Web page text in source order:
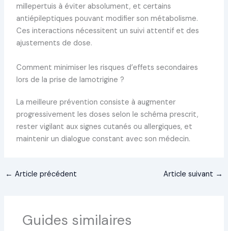
millepertuis à éviter absolument, et certains
antiépileptiques pouvant modifier son métabolisme.
Ces interactions nécessitent un suivi attentif et des
ajustements de dose.
Comment minimiser les risques d’effets secondaires
lors de la prise de lamotrigine ?
La meilleure prévention consiste à augmenter
progressivement les doses selon le schéma prescrit,
rester vigilant aux signes cutanés ou allergiques, et
maintenir un dialogue constant avec son médecin.
← Article précédent Article suivant →
Guides similaires